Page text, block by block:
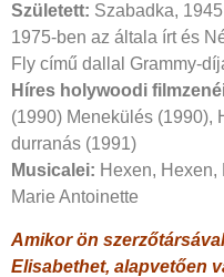
Született: Szabadka, 1945
1975-ben az általa írt és
Fly című dallal Grammy-
Híres holywoodi
(1990) Menekülés (1990),
durranás (1991)
Musicalei: Hexen, Hexen,
Marie Antoinette
Amikor ön
Elisabethet, alapvetően